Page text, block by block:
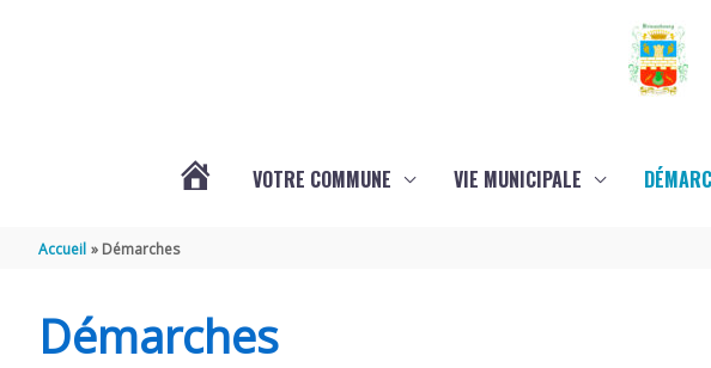
VOTRE COMMUNE VIE MUNICIPALE
Accueil Démarches
Démarches